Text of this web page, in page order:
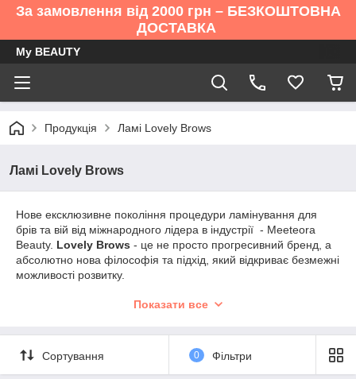
За замовлення від 2000 грн – БЕЗКОШТОВНА
ДОСТАВКА
My BEAUTY
Продукція Ламі Lovely Brows
Ламі Lovely Brows
Нове ексклюзивне покоління процедури ламінування для
брів та вій від міжнародного лідера в індустрії - Meeteora
Beauty. Lovely Brows - це не просто прогресивний бренд, а
абсолютно нова філософія та підхід, який відкриває безмежні
можливості розвитку.
унікальну систему ламінування з менш агресивним складом,
брів з використанням технології amino puzzle, що дозволяє
зберігати структуру волоска під час поетапного проведення
Показати все
Сортування 0 Фільтри